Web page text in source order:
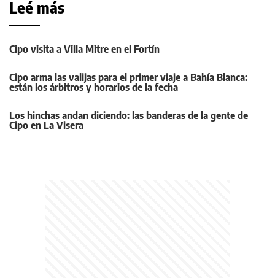
Leé más
Cipo visita a Villa Mitre en el Fortín
Cipo arma las valijas para el primer viaje a Bahía Blanca:
están los árbitros y horarios de la fecha
Los hinchas andan diciendo: las banderas de la gente de
Cipo en La Visera